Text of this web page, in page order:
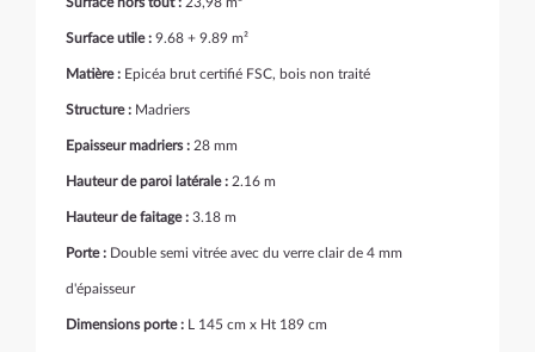
Surface utile : 9.68 + 9.89 m²
Matière : Epicéa brut certifié FSC, bois non traité
Structure : Madriers
Epaisseur madriers : 28 mm
Hauteur de paroi latérale : 2.16 m
Hauteur de faitage : 3.18 m
Porte : Double semi vitrée avec du verre clair de 4 mm
d'épaisseur
Dimensions porte : L 145 cm x Ht 189 cm